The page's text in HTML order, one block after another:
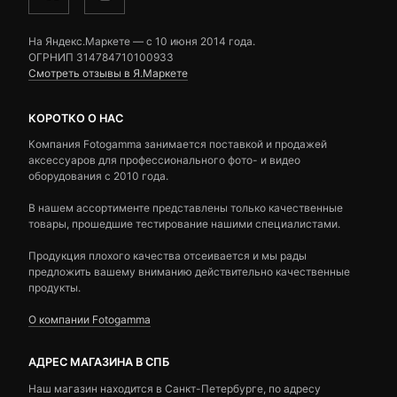
На Яндекс.Маркете — c 10 июня 2014 года.
ОГРНИП 314784710100933
Смотреть отзывы в Я.Маркете
КОРОТКО О НАС
Компания Fotogamma занимается поставкой и продажей
аксессуаров для профессионального фото- и видео
оборудования с 2010 года.
В нашем ассортименте представлены только качественные
товары, прошедшие тестирование нашими специалистами.
Продукция плохого качества отсеивается и мы рады
предложить вашему вниманию действительно качественные
продукты.
О компании Fotogamma
АДРЕС МАГАЗИНА В СПБ
Наш магазин находится в Санкт-Петербурге, по адресу